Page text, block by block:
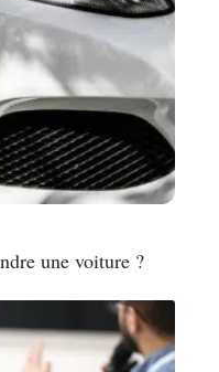
une voiture ?